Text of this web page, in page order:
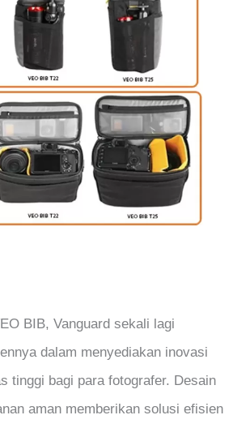
BIB, Vanguard sekali lagi
dalam menyediakan inovasi
tinggi bagi para fotografer. Desain
aman memberikan solusi efisien